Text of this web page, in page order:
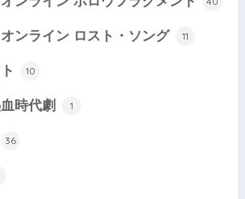
ンライン ロスト・ソング 11
10
時代劇 1
36